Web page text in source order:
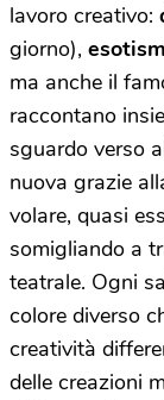
lavoro creativo:
giorno),
ma anche il
raccontano
sguardo verso
nuova grazie
volare, quasi
somigliando a
teatrale. Ogni
colore diverso
creatività
delle creazioni